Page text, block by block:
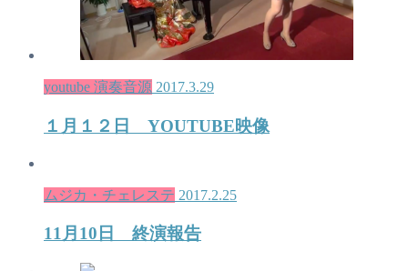
youtube 演奏音源 2017.3.29
１月１２日 YOUTUBE映像
ムジカ・チェレステ 2017.2.25
11月10日 終演報告